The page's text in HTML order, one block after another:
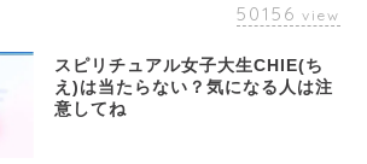
50156 view
スピリチュアル女子大生CHIE(ち
え)は当たらない？気になる人は注
意してね